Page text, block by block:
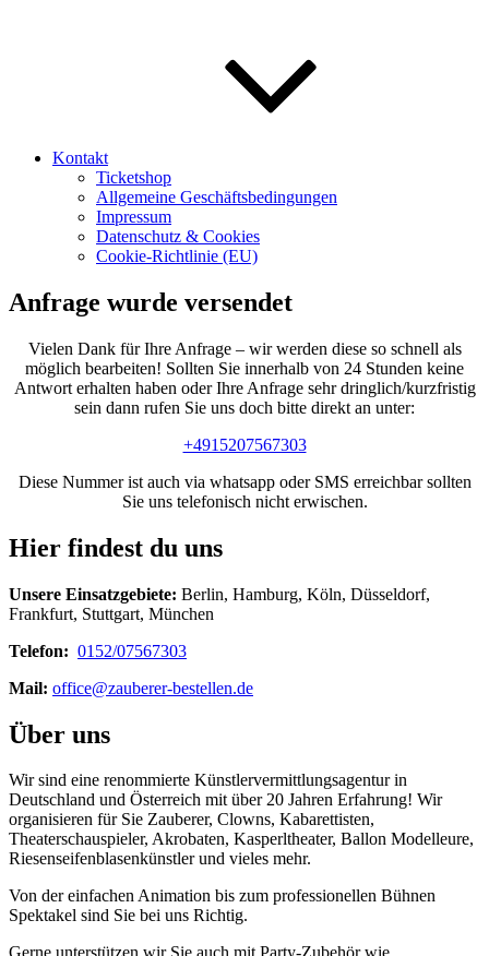
Kontakt
Ticketshop
Allgemeine Geschäftsbedingungen
Impressum
Datenschutz & Cookies
Cookie-Richtlinie (EU)
Anfrage wurde versendet
Vielen Dank für Ihre Anfrage – wir werden diese so schnell als
möglich bearbeiten! Sollten Sie innerhalb von 24 Stunden keine
Antwort erhalten haben oder Ihre Anfrage sehr dringlich/kurzfristig
sein dann rufen Sie uns doch bitte direkt an unter:
+4915207567303
Diese Nummer ist auch via whatsapp oder SMS erreichbar sollten
Sie uns telefonisch nicht erwischen.
Hier findest du uns
Unsere Einsatzgebiete: Berlin, Hamburg, Köln, Düsseldorf,
Frankfurt, Stuttgart, München
Telefon: 0152/07567303
Mail: office@zauberer-bestellen.de
Über uns
Wir sind eine renommierte Künstlervermittlungsagentur in
Deutschland und Österreich mit über 20 Jahren Erfahrung! Wir
organisieren für Sie Zauberer, Clowns, Kabarettisten,
Theaterschauspieler, Akrobaten, Kasperltheater, Ballon Modelleure,
Riesenseifenblasenkünstler und vieles mehr.
Von der einfachen Animation bis zum professionellen Bühnen
Spektakel sind Sie bei uns Richtig.